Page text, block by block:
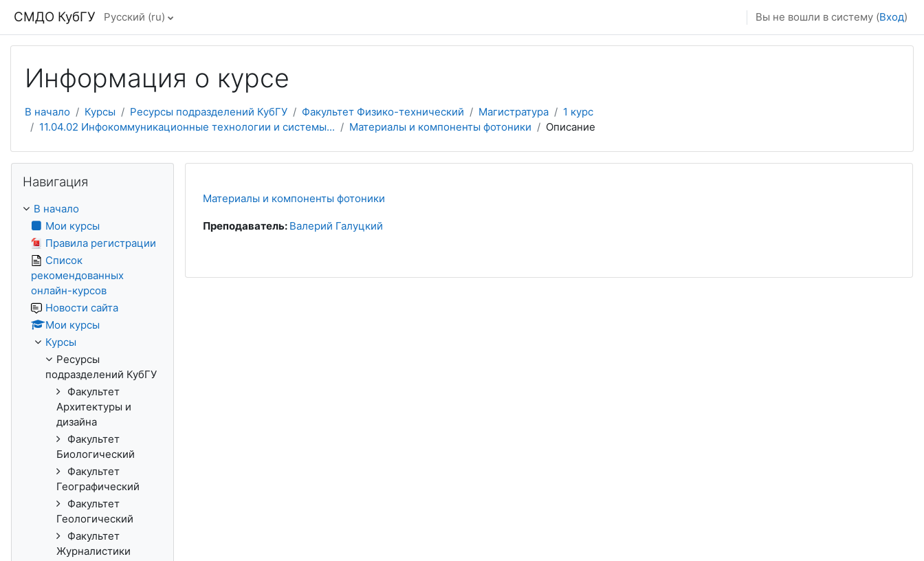
СМДО КубГУ Русский ‎(ru)‎ Вы не вошли в систему (Вход)
Информация о курсе
В начало Курсы Ресурсы подразделений КубГУ Факультет Физико-технический Магистратура
1 курс
11.04.02 Инфокоммуникационные технологии и системы...
Материалы и компоненты фотоники Описание
Материалы и компоненты фотоники
Преподаватель: Валерий Галуцкий
Навигация
В начало
Мои курсы
Правила регистрации
Список
рекомендованных
онлайн-курсов
Новости сайта
Мои курсы
Курсы
Ресурсы
подразделений КубГУ
Факультет
Архитектуры и
дизайна
Факультет
Биологический
Факультет
Географический
Факультет
Геологический
Факультет
Журналистики